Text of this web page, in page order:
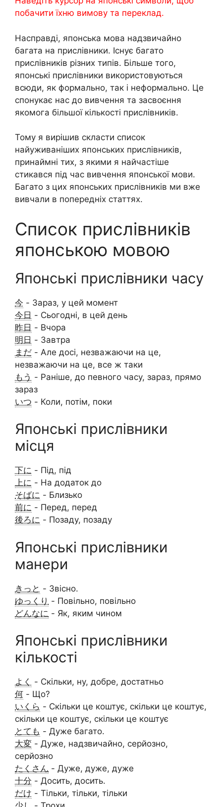
побачити їхню вимову та переклад.
Насправді, японська мова надзвичайно
багата на прислівники. Існує багато
прислівників різних типів. Більше того,
японські прислівники використовуються
всюди, як формально, так і неформально. Це
спонукає нас до вивчення та засвоєння
якомога більшої кількості прислівників.
Тому я вирішив скласти список
найуживаніших японських прислівників,
принаймні тих, з якими я найчастіше
стикався під час вивчення японської мови.
Багато з цих японських прислівників ми вже
вивчали в попередніх статтях.
Список прислівників
японською мовою
Японські прислівники часу
今 - Зараз, у цей момент
今日 - Сьогодні, в цей день
昨日 - Вчора
明日 - Завтра
まだ - Але досі, незважаючи на це,
незважаючи на це, все ж таки
もう - Раніше, до певного часу, зараз, прямо
зараз
いつ - Коли, потім, поки
Японські прислівники
місця
下に - Під, під
上に - На додаток до
そばに - Близько
前に - Перед, перед
後ろに - Позаду, позаду
Японські прислівники
манери
きっと - Звісно.
ゆっくり - Повільно, повільно
どんなに - Як, яким чином
Японські прислівники
кількості
よく - Скільки, ну, добре, достатньо
何 - Що?
いくら - Скільки це коштує, скільки це коштує,
скільки це коштує, скільки це коштує
とても - Дуже багато.
大変 - Дуже, надзвичайно, серйозно,
серйозно
たくさん - Дуже, дуже, дуже
十分 - Досить, досить.
だけ - Тільки, тільки, тільки